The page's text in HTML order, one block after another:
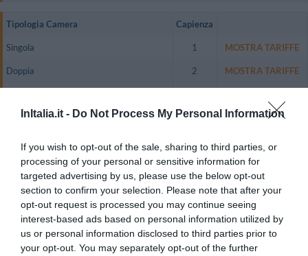
InItalia.it - Do Not Process My Personal Information
If you wish to opt-out of the sale, sharing to third parties, or
processing of your personal or sensitive information for
targeted advertising by us, please use the below opt-out
section to confirm your selection. Please note that after your
opt-out request is processed you may continue seeing
interest-based ads based on personal information utilized by
us or personal information disclosed to third parties prior to
your opt-out. You may separately opt-out of the further
Tipologia Camera Capienza
Singola 1 MOSTRA TARIFFE
Doppia 2 MOSTRA TARIFFE
Tripla 3 MOSTRA TARIFFE
Luminose e spaziose, le camere vantano pavimenti in parquet e sono
dotate di TV color al plasma con digitale terrestre, connessione Wi-Fi a
Internet, terrazzino panoramico, bagno privato con doccia, set di cortesia.
Le camere Singole dispongono di letti alla francese.
Camere disponibili: Singola, Doppia, Matrimoniale, Tripla, Doppia uso